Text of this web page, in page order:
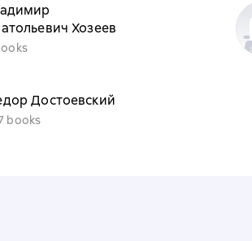
Хозеев
Достоевский
books